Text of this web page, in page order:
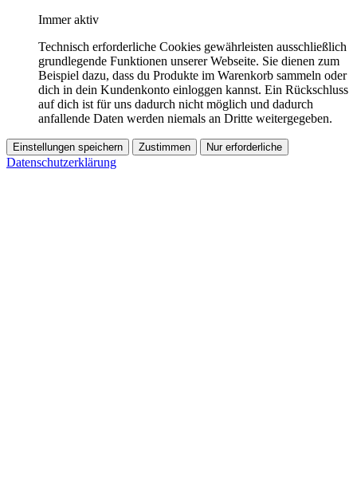
Immer aktiv
Technisch erforderliche Cookies gewährleisten ausschließlich
grundlegende Funktionen unserer Webseite. Sie dienen zum
Beispiel dazu, dass du Produkte im Warenkorb sammeln oder
dich in dein Kundenkonto einloggen kannst. Ein Rückschluss
auf dich ist für uns dadurch nicht möglich und dadurch
anfallende Daten werden niemals an Dritte weitergegeben.
Einstellungen speichern Zustimmen Nur erforderliche
Datenschutzerklärung